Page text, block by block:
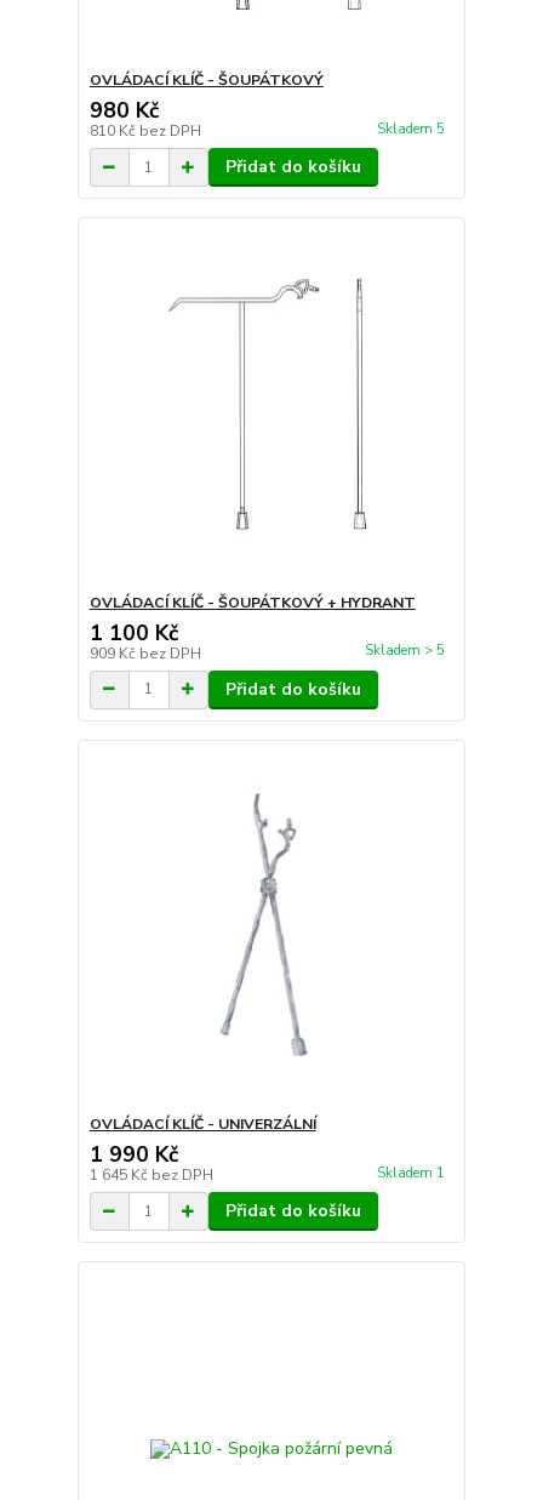
OVLÁDACÍ KLÍČ - ŠOUPÁTKOVÝ
980 Kč
810 Kč bez DPH Skladem 5
Přidat do košíku
OVLÁDACÍ KLÍČ - ŠOUPÁTKOVÝ + HYDRANT
1 100 Kč
909 Kč bez DPH Skladem > 5
Přidat do košíku
OVLÁDACÍ KLÍČ - UNIVERZÁLNÍ
1 990 Kč
1 645 Kč bez DPH Skladem 1
Přidat do košíku